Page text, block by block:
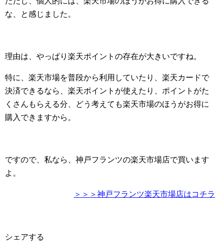
な、と感じました。
理由は、やっぱり楽天ポイントの存在が大きいですね。
特に、楽天市場を普段から利用していたり、楽天カードで
決済できるなら、楽天ポイントが使えたり、ポイントがた
くさんもらえる分、どう考えても楽天市場のほうがお得に
購入できますから。
ですので、私なら、神戸フランツの楽天市場店で買います
よ。
＞＞＞神戸フランツ楽天市場店はコチラ
シェアする